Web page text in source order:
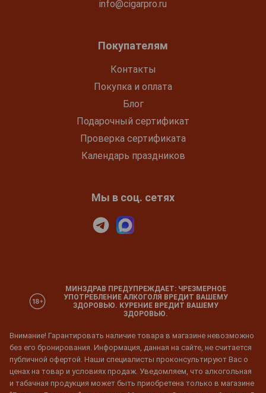
info@cigarpro.ru
Покупателям
Контакты
Покупка и оплата
Блог
Подарочный сертификат
Проверка сертификата
Календарь праздников
Мы в соц. сетях
МИНЗДРАВ ПРЕДУПРЕЖДАЕТ: ЧРЕЗМЕРНОЕ
УПОТРЕБЛЕНИЕ АЛКОГОЛЯ ВРЕДИТ ВАШЕМУ
ЗДОРОВЬЮ. КУРЕНИЕ ВРЕДИТ ВАШЕМУ
ЗДОРОВЬЮ.
Внимание! Гарантировать наличие товара в магазине невозможно
без его бронирования. Информация, данная на сайте, не считается
публичной офертой. Наши специалисты проконсультируют Вас о
ценах на товар и условиях продаж. Уведомляем, что алкогольная
и табачная продукция может быть приобретена только в магазине